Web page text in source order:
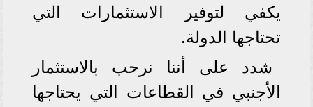
يكفي لتوفير الاستثمارات التي
تحتاجها الدولة.
شدد على أننا نرحب بالاستثمار
الأجنبي في القطاعات التي يحتاجها